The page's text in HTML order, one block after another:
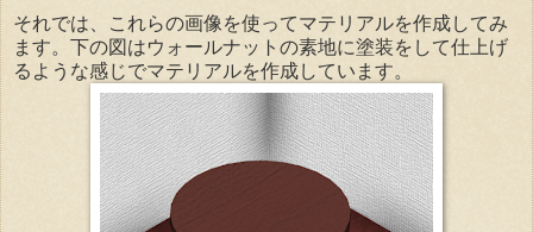
それでは、これらの画像を使ってマテリアルを作成してみ
ます。下の図はウォールナットの素地に塗装をして仕上げ
るような感じでマテリアルを作成しています。